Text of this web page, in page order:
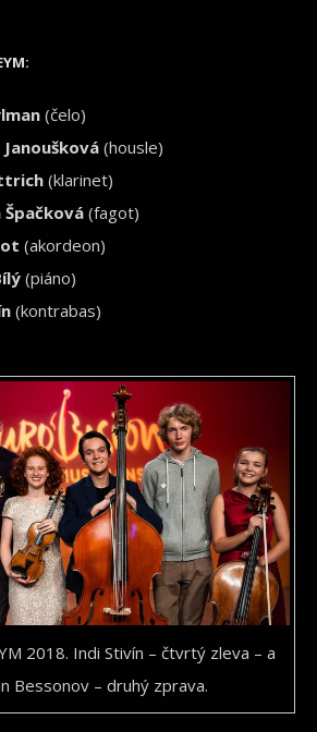
(čelo)
(housle)
(klarinet)
Špačková (fagot)
(akordeon)
(piáno)
(kontrabas)
2018. Indi Stivín – čtvrtý zleva – a
Bessonov – druhý zprava.